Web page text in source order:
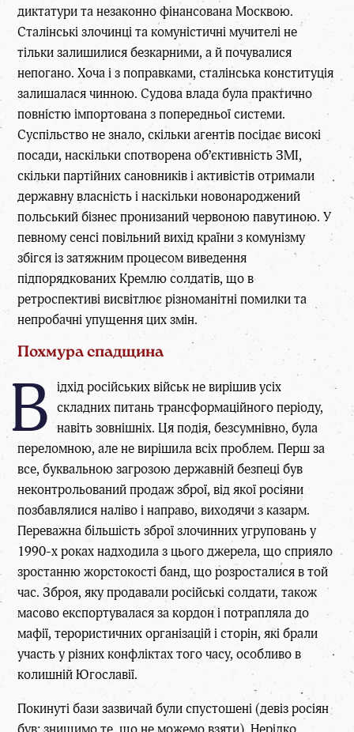
диктатури та незаконно фінансована Москвою.
Сталінські злочинці та комуністичні мучителі не
тільки залишилися безкарними, а й почувалися
непогано. Хоча і з поправками, сталінська конституція
залишалася чинною. Судова влада була практично
повністю імпортована з попередньої системи.
Суспільство не знало, скільки агентів посідає високі
посади, наскільки спотворена об’єктивність ЗМІ,
скільки партійних сановників і активістів отримали
державну власність і наскільки новонароджений
польський бізнес пронизаний червоною павутиною. У
певному сенсі повільний вихід країни з комунізму
збігся із затяжним процесом виведення
підпорядкованих Кремлю солдатів, що в
ретроспективі висвітлює різноманітні помилки та
непробачні упущення цих змін.
Похмура спадщина
В ідхід російських військ не вирішив усіх
складних питань трансформаційного періоду,
навіть зовнішніх. Ця подія, безсумнівно, була
переломною, але не вирішила всіх проблем. Перш за
все, буквальною загрозою державній безпеці був
неконтрольований продаж зброї, від якої росіяни
позбавлялися наліво і направо, виходячи з казарм.
Переважна більшість зброї злочинних угруповань у
1990-х роках надходила з цього джерела, що сприяло
зростанню жорстокості банд, що розросталися в той
час. Зброя, яку продавали російські солдати, також
масово експортувалася за кордон і потрапляла до
мафії, терористичних організацій і сторін, які брали
участь у різних конфліктах того часу, особливо в
колишній Югославії.
Покинуті бази зазвичай були спустошені (девіз росіян